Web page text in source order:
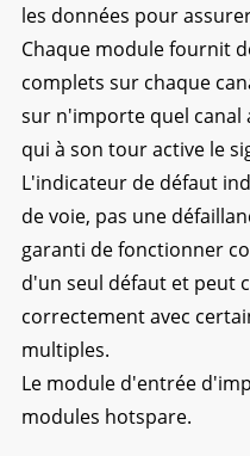
les données pour
Chaque module fournit
complets sur chaque
sur n'importe quel canal
qui à son tour active le
L'indicateur de défaut
de voie, pas une
garanti de fonctionner
d'un seul défaut et peut
correctement avec
multiples.
Le module d'entrée
modules hotspare.